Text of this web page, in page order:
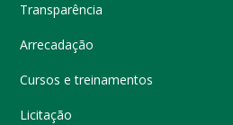
Transparência
Arrecadação
Cursos e treinamentos
Licitação